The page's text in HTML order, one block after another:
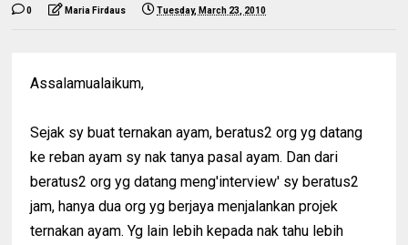
0 Maria Firdaus Tuesday, March 23, 2010
Assalamualaikum,
Sejak sy buat ternakan ayam, beratus2 org yg datang
ke reban ayam sy nak tanya pasal ayam. Dan dari
beratus2 org yg datang meng'interview' sy beratus2
jam, hanya dua org yg berjaya menjalankan projek
ternakan ayam. Yg lain lebih kepada nak tahu lebih